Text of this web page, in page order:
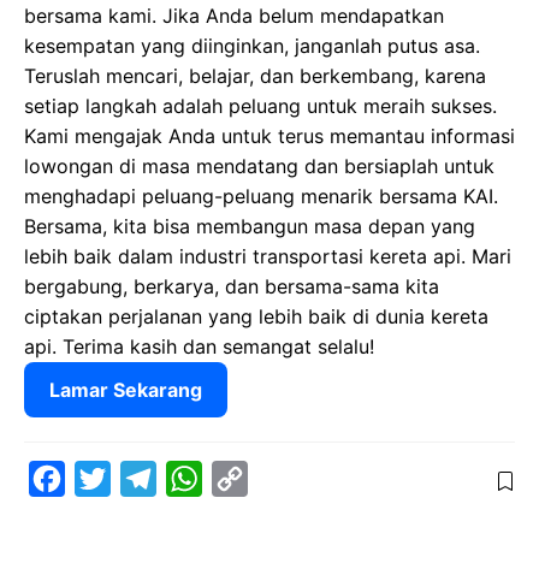
bersama kami. Jika Anda belum mendapatkan
kesempatan yang diinginkan, janganlah putus asa.
Teruslah mencari, belajar, dan berkembang, karena
setiap langkah adalah peluang untuk meraih sukses.
Kami mengajak Anda untuk terus memantau informasi
lowongan di masa mendatang dan bersiaplah untuk
menghadapi peluang-peluang menarik bersama KAI.
Bersama, kita bisa membangun masa depan yang
lebih baik dalam industri transportasi kereta api. Mari
bergabung, berkarya, dan bersama-sama kita
ciptakan perjalanan yang lebih baik di dunia kereta
api. Terima kasih dan semangat selalu!
Lamar Sekarang
W